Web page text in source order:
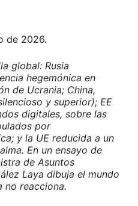
de 2026.
global: Rusia
hegemónica en
de Ucrania; China,
y superior); EE
digitales, sobre las
por
y la UE reducida a un
En un ensayo de
de Asuntos
Laya dibuja el mundo
no reacciona.